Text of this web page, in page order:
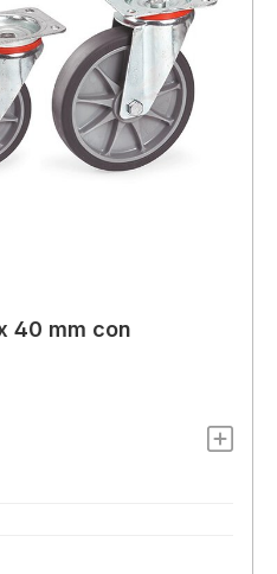
40 mm con